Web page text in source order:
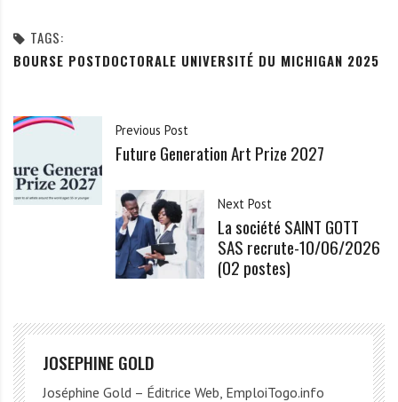
TAGS:
BOURSE POSTDOCTORALE UNIVERSITÉ DU MICHIGAN 2025
Previous Post
Future Generation Art Prize 2027
Next Post
La société SAINT GOTT
SAS recrute-10/06/2026
(02 postes)
JOSEPHINE GOLD
Joséphine Gold – Éditrice Web, EmploiTogo.info